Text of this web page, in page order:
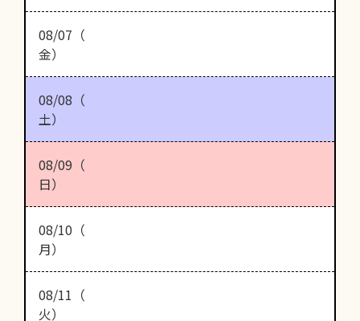
08/07（
金）
08/08（
土）
08/09（
日）
08/10（
月）
08/11（
火）